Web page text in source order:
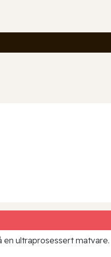
en ultraprosessert matvare.